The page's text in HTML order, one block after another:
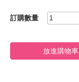
訂購數量
放進購物車